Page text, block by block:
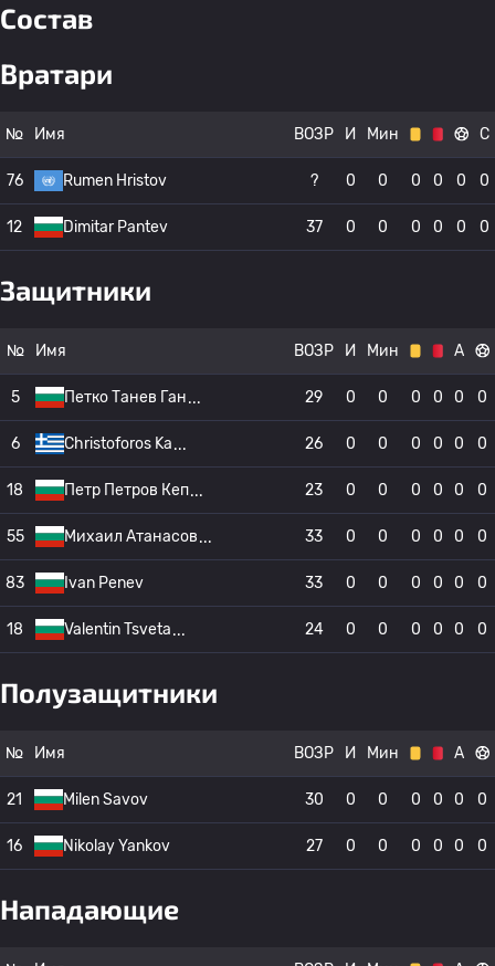
Состав
Вратари
№ Имя ВОЗР И Мин С
76 Rumen Hristov ? 0 0 0 0 0 0
12 Dimitar Pantev 37 0 0 0 0 0 0
Защитники
№ Имя ВОЗР И Мин А
5 Петко Танев Ган 29 0 0 0 0 0 0
6 Christoforos Ka 26 0 0 0 0 0 0
18 Петр Петров Кеп 23 0 0 0 0 0 0
55 Михаил Атанасов 33 0 0 0 0 0 0
83 Ivan Penev 33 0 0 0 0 0 0
18 Valentin Tsveta 24 0 0 0 0 0 0
Полузащитники
№ Имя ВОЗР И Мин А
21 Milen Savov 30 0 0 0 0 0 0
16 Nikolay Yankov 27 0 0 0 0 0 0
Нападающие